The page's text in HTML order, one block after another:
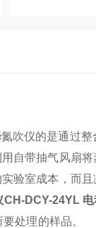
氮吹仪的是通过
自带抽气风扇
验室成本，而
CH-DCY-24YL
处理的样品。